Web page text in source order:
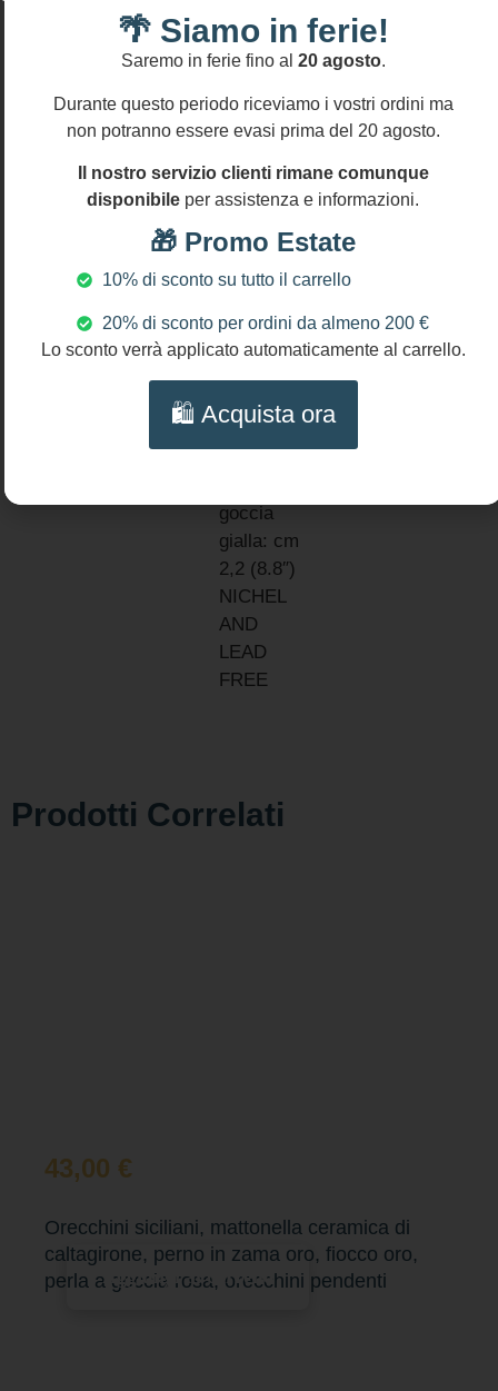
MATERIALI:
Ceramica
Caltagirone
Agata
bianca
Ottone
Lunghezza
orecchini:
(2.8″)
diametro
mattonella:
cm 2
gialla: cm
2,2 (8.8″)
NICHEL
AND
LEAD
FREE
accettano
resi
14
gg
Prodotti Correlati
43,00 €
caltagirone, perno in zama oro, fiocco oro,
perla a goccia rosa, orecchini pendenti
Aggiungi al carrello
Durante questo periodo riceviamo i vostri ordini ma
non potranno essere evasi prima del 20 agosto.
Il nostro servizio clienti rimane comunque
disponibileper assistenza e informazioni.
🎁 Promo Estate
10% di sconto su tutto il carrello
20% di sconto per ordini da almeno 200 €
Lo sconto verrà applicato automaticamente al carrello.
🛍️ Acquista ora